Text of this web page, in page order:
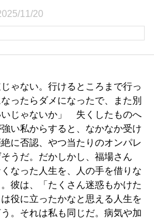
11/20
じゃない。行けるところまで行っ
ったらダメになったで、また別
いじゃないか」 失くしたものへ
い私からすると、なかなか受け
に否認、やつ当たりのオンパレ
うだ。だかしかし、福場さん
なった人生を、人の手を借りな
彼は、「たくさん迷惑もかけた
役に立ったかなと思える人生を
。それは私も同じだ。病気や加